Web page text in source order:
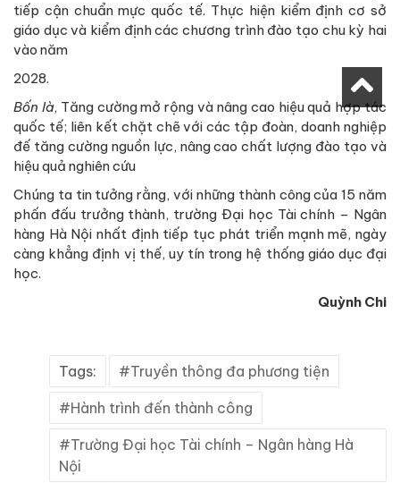
tiếp cận chuẩn mực quốc tế. Thực hiện kiểm định cơ sở
giáo dục và kiểm định các chương trình đào tạo chu kỳ hai
vào năm
2028.
Bốn là, Tăng cường mở rộng và nâng cao hiệu quả hợp tác
quốc tế; liên kết chặt chẽ với các tập đoàn, doanh nghiệp
đế tăng cường nguồn lực, nâng cao chất lượng đào tạo và
hiệu quả nghiên cứu
Chúng ta tin tưởng rằng, với những thành công của 15 năm
phấn đấu trưởng thành, trường Đại học Tài chính – Ngân
hàng Hà Nội nhất định tiếp tục phát triển mạnh mẽ, ngày
càng khẳng định vị thế, uy tín trong hệ thống giáo dục đại
học.
Quỳnh Chi
Tags: Truyền thông đa phương tiện
Hành trình đến thành công
Trường Đại học Tài chính – Ngân hàng Hà
Nội